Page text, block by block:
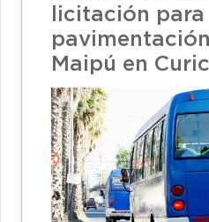
licitación para
Maipú en